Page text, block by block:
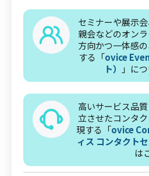
セミナーや展示
親会などのオン
方向かつ一体感
する「ovice
ト）
」に
高いサービス品
立させたコンタ
現する「ovice
ィス コンタクトセ
は